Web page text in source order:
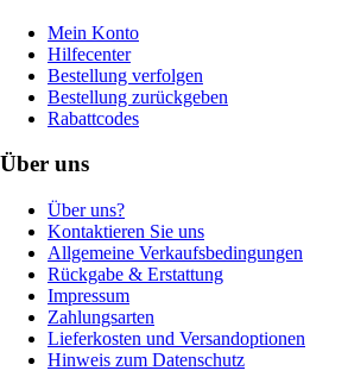
Mein Konto
Hilfecenter
Bestellung verfolgen
Bestellung zurückgeben
Rabattcodes
Über uns
Über uns?
Kontaktieren Sie uns
Allgemeine Verkaufsbedingungen
Rückgabe & Erstattung
Impressum
Zahlungsarten
Lieferkosten und Versandoptionen
Hinweis zum Datenschutz